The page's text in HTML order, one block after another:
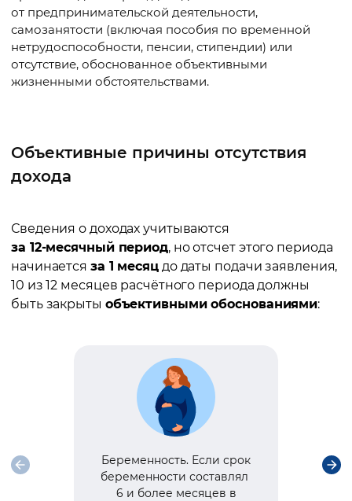
от предпринимательской деятельности,
самозанятости (включая пособия по временной
нетрудоспособности, пенсии, стипендии) или
отсутствие, обоснованное объективными
жизненными обстоятельствами.
Объективные причины отсутствия
дохода
Сведения о доходах учитываются
за 12-месячный период, но отсчет этого периода
начинается за 1 месяцдо даты подачи заявления,
10 из 12 месяцев расчётного периода должны
быть закрыты объективными обоснованиями:
Беременность. Если срок
беременности составлял
6 и более месяцев в
это